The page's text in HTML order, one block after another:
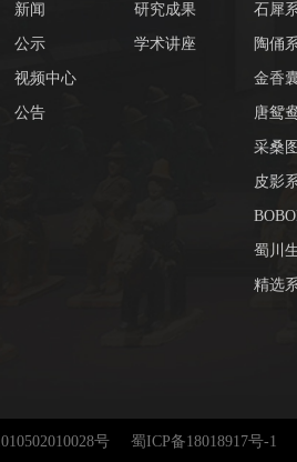
新闻
公示
视频中心
公告
研究成果
学术讲座
石犀
陶俑
金香
唐鸳
采桑
皮影
蜀川
精选
号 蜀ICP备18018917号-1